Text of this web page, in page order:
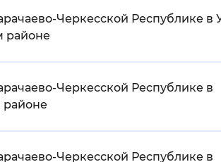
Черкесской Республике в
районе
Черкесской Республике в
районе
Черкесской Республике в